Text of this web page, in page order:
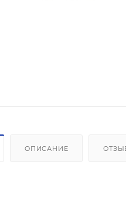
ОПИСАНИЕ